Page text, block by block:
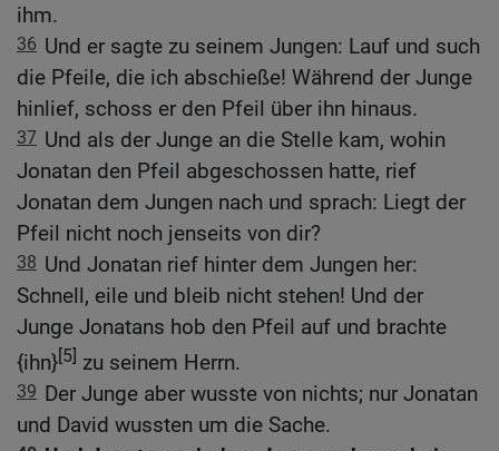
ihm.
36 Und er sagte zu seinem Jungen: Lauf und such
die Pfeile, die ich abschieße! Während der Junge
hinlief, schoss er den Pfeil über ihn hinaus.
37 Und als der Junge an die Stelle kam, wohin
Jonatan den Pfeil abgeschossen hatte, rief
Jonatan dem Jungen nach und sprach: Liegt der
Pfeil nicht noch jenseits von dir?
38 Und Jonatan rief hinter dem Jungen her:
Schnell, eile und bleib nicht stehen! Und der
Junge Jonatans hob den Pfeil auf und brachte
{ihn}[5] zu seinem Herrn.
39 Der Junge aber wusste von nichts; nur Jonatan
und David wussten um die Sache.